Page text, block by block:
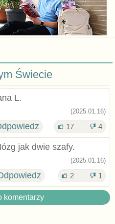
Świecie
L.
(2025.01.16)
17 4
jak dwie szafy.
(2025.01.16)
2 1
komentarzy